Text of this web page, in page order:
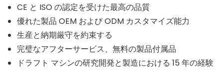
CE と ISO の認定を受けた最高の品質
優れた製品 OEM および ODM カスタマイズ能力
生産と納期厳守を約束する
完璧なアフターサービス、無料の製品付属品
ドラフト マシンの研究開発と製造における 15 年の経験